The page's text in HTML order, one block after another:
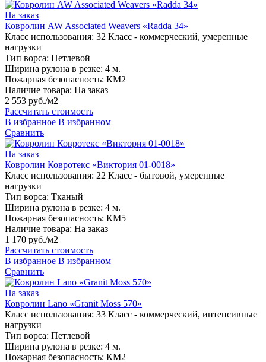
На заказ
Ковролин AW Associated Weavers «Radda 34»
Класс использования: 32 Класс - коммерческий, умеренные
нагрузки
Тип ворса: Петлевой
Ширина рулона в резке: 4 м.
Пожарная безопасность: КМ2
Наличие товара: На заказ
2 553 руб./м2
Рассчитать стоимость
В избранное В избранном
Сравнить
На заказ
Ковролин Ковротекс «Виктория 01-0018»
Класс использования: 22 Класс - бытовой, умеренные
нагрузки
Тип ворса: Тканый
Ширина рулона в резке: 4 м.
Пожарная безопасность: КМ5
Наличие товара: На заказ
1 170 руб./м2
Рассчитать стоимость
В избранное В избранном
Сравнить
На заказ
Ковролин Lano «Granit Moss 570»
Класс использования: 33 Класс - коммерческий, интенсивные
нагрузки
Тип ворса: Петлевой
Ширина рулона в резке: 4 м.
Пожарная безопасность: КМ2